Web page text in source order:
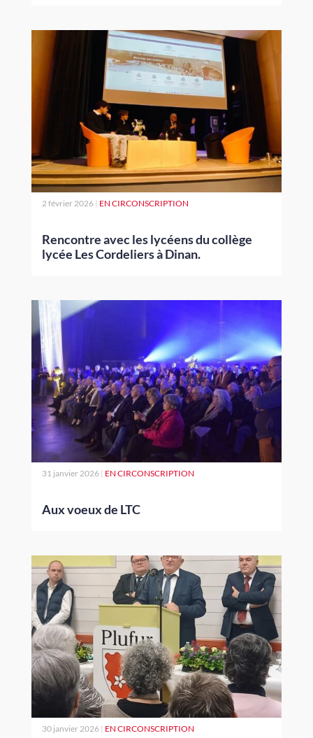
Rencontre avec les lycéens du collège
lycée Les Cordeliers à Dinan.
2 février 2026| EN CIRCONSCRIPTION
Aux voeux de LTC
31 janvier 2026| EN CIRCONSCRIPTION
30 janvier 2026| EN CIRCONSCRIPTION